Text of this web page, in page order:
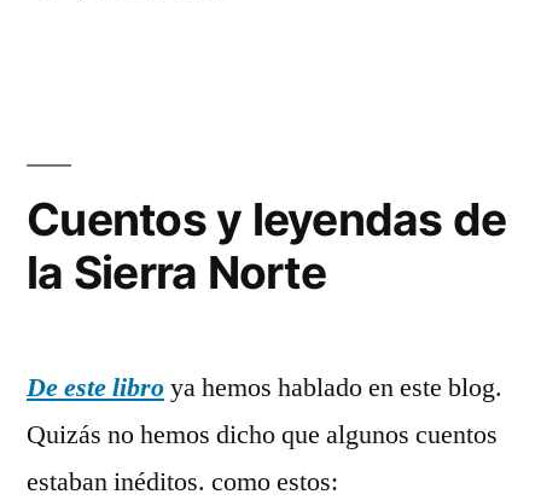
Cuentos y leyendas de
la Sierra Norte
De este libroya hemos hablado en este blog.
Quizás no hemos dicho que algunos cuentos
estaban inéditos. como estos: